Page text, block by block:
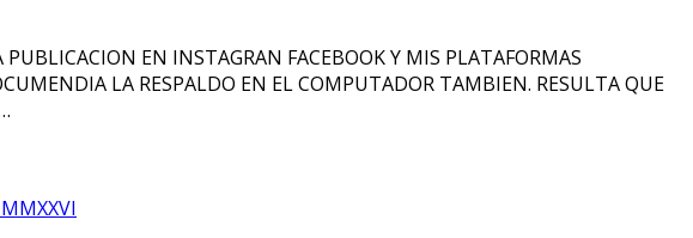
EN INSTAGRAN FACEBOOK Y MIS PLATAFORMAS
LA RESPALDO EN EL COMPUTADOR TAMBIEN. RESULTA QUE